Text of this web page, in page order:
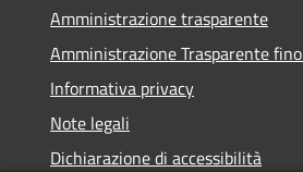
Amministrazione trasparente
Amministrazione Trasparente
Informativa privacy
Note legali
Dichiarazione di accessibilità